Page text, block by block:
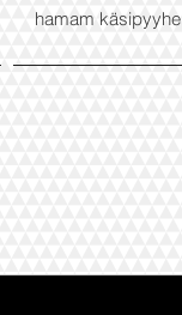
hamam käsipyyhe